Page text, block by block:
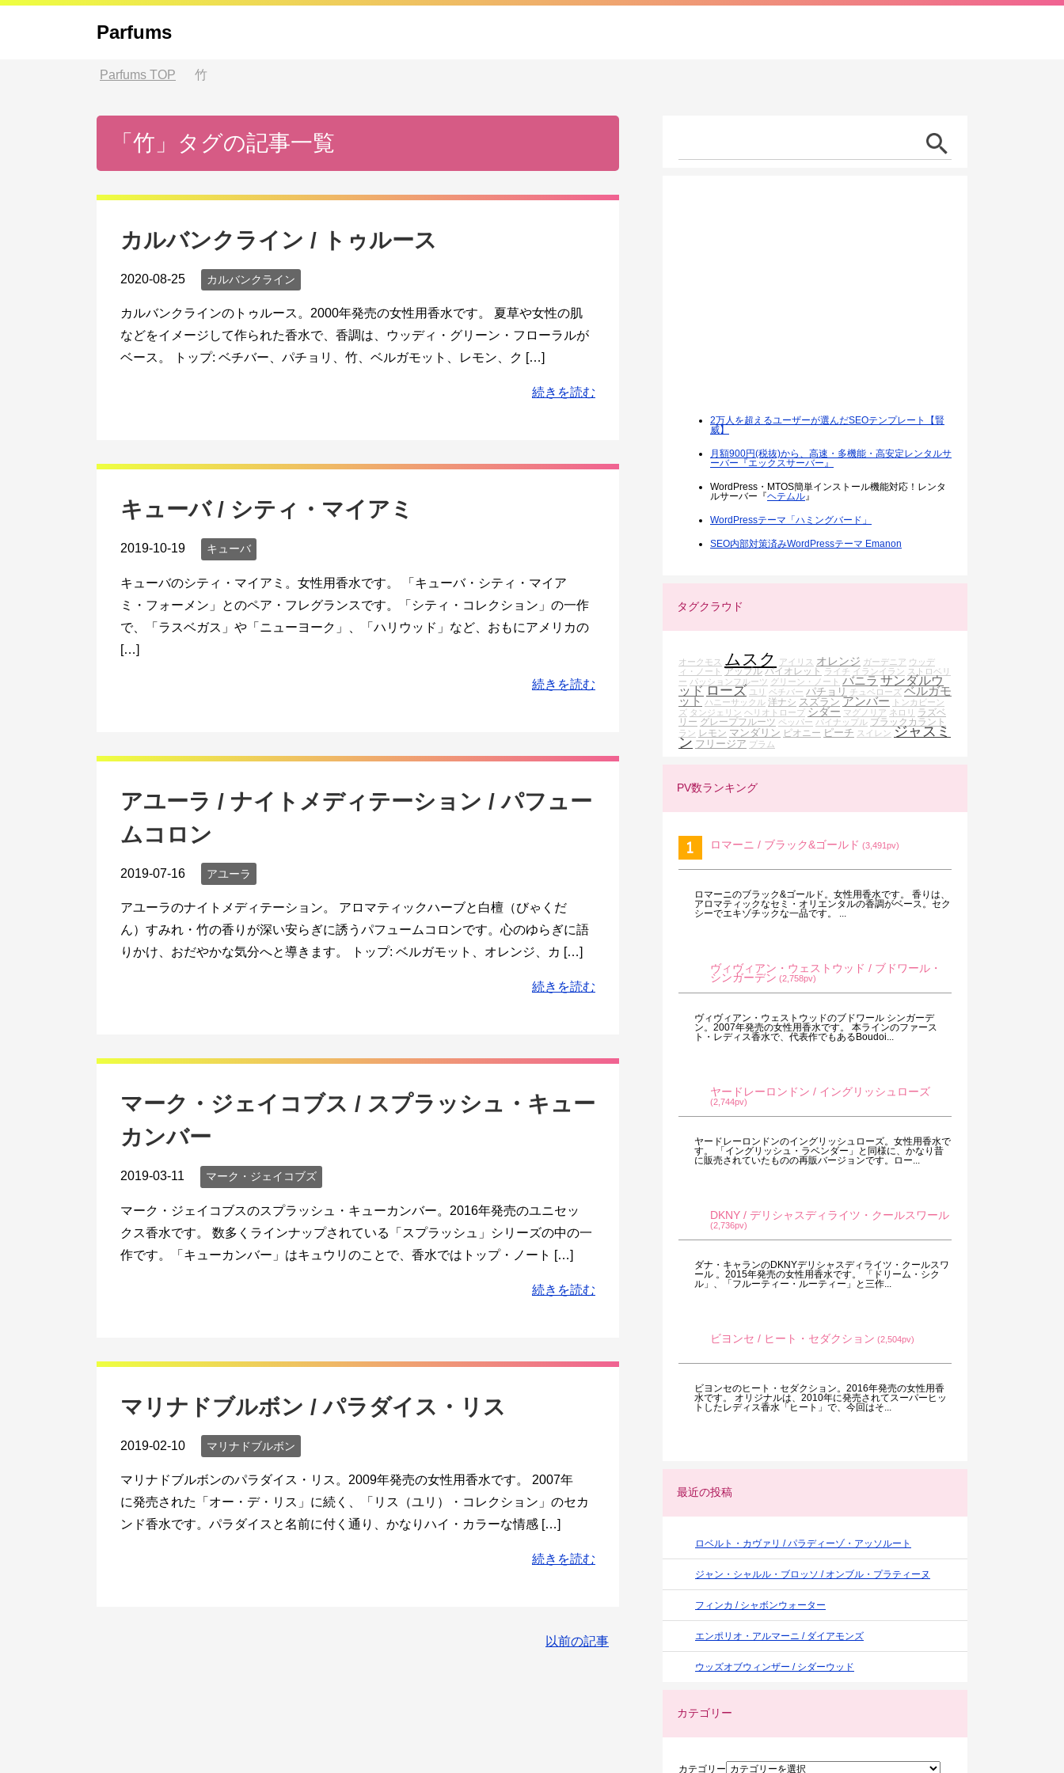
Parfums
Parfums TOP 竹
「竹」タグの記事一覧
カルバンクライン / トゥルース
2020-08-25 カルバンクライン
カルバンクラインのトゥルース。2000年発売の女性用香水です。 夏草や女性の肌
などをイメージして作られた香水で、香調は、ウッディ・グリーン・フローラルが
ベース。 トップ: ベチバー、パチョリ、竹、ベルガモット、レモン、ク […]
続きを読む
キューバ / シティ・マイアミ
2019-10-19 キューバ
キューバのシティ・マイアミ。女性用香水です。 「キューバ・シティ・マイア
ミ・フォーメン」とのペア・フレグランスです。「シティ・コレクション」の一作
で、「ラスベガス」や「ニューヨーク」、「ハリウッド」など、おもにアメリカの
[…]
続きを読む
アユーラ / ナイトメディテーション / パフュー
ムコロン
2019-07-16 アユーラ
アユーラのナイトメディテーション。 アロマティックハーブと白檀（びゃくだ
ん）すみれ・竹の香りが深い安らぎに誘うパフュームコロンです。心のゆらぎに語
りかけ、おだやかな気分へと導きます。 トップ: ベルガモット、オレンジ、カ […]
続きを読む
マーク・ジェイコブス / スプラッシュ・キュー
カンバー
2019-03-11 マーク・ジェイコブズ
マーク・ジェイコブスのスプラッシュ・キューカンバー。2016年発売のユニセッ
クス香水です。 数多くラインナップされている「スプラッシュ」シリーズの中の一
作です。「キューカンバー」はキュウリのことで、香水ではトップ・ノート […]
続きを読む
マリナドブルボン / パラダイス・リス
2019-02-10 マリナドブルボン
マリナドブルボンのパラダイス・リス。2009年発売の女性用香水です。 2007年
に発売された「オー・デ・リス」に続く、「リス（ユリ）・コレクション」のセカ
ンド香水です。パラダイスと名前に付く通り、かなりハイ・カラーな情感 […]
続きを読む
以前の記事
2万人を超えるユーザーが選んだSEOテンプレート【賢
威】
月額900円(税抜)から、高速・多機能・高安定レンタルサ
ーバー『エックスサーバー』
WordPress・MTOS簡単インストール機能対応！レンタ
ルサーバー『ヘテムル』
WordPressテーマ「ハミングバード」
SEO内部対策済みWordPressテーマ Emanon
タグクラウド
オークモス ムスク アイリス オレンジ ガーデニア ウッデ
ィ・ノート アップル バイオレット ライチ イランイラン ストロベリ
ー パッションフルーツ グリーン・ノート バニラサンダルウ
ッドローズ ユリ ベチバー パチョリ チュベローズ ベルガモ
ット ハニーサックル 洋ナシ スズラン アンバー トンカビーン
ズ タンジェリン ヘリオトロープ シダー マグノリア ネロリ ラズベ
リー グレープフルーツ ペッパー パイナップル ブラックカラント
ラン レモン マンダリン ピオニー ピーチ スイレン ジャスミ
ン フリージア プラム
PV数ランキング
ロマーニ / ブラック&ゴールド (3,491pv)
ロマーニのブラック&ゴールド。女性用香水です。 香りは、
アロマティックなセミ・オリエンタルの香調がベース。セク
シーでエキゾチックな一品です。 ...
ヴィヴィアン・ウェストウッド / ブドワール・
シンガーデン (2,758pv)
ヴィヴィアン・ウェストウッドのブドワール シンガーデ
ン。2007年発売の女性用香水です。 本ラインのファース
ト・レディス香水で、代表作でもあるBoudoi...
ヤードレーロンドン / イングリッシュローズ
(2,744pv)
ヤードレーロンドンのイングリッシュローズ。女性用香水で
す。 「イングリッシュ・ラベンダー」と同様に、かなり昔
に販売されていたものの再販バージョンです。ロー...
DKNY / デリシャスディライツ・クールスワール
(2,736pv)
ダナ・キャランのDKNYデリシャスディライツ・クールスワ
ール 。2015年発売の女性用香水です。 「ドリーム・シク
ル」、「フルーティー・ルーティー」と三作...
ビヨンセ / ヒート・セダクション (2,504pv)
ビヨンセのヒート・セダクション。2016年発売の女性用香
水です。 オリジナルは、2010年に発売されてスーパーヒッ
トしたレディス香水「ヒート」で、今回はそ...
最近の投稿
ロベルト・カヴァリ / パラディーゾ・アッソルート
ジャン・シャルル・ブロッソ / オンブル・プラティーヌ
フィンカ / シャボンウォーター
エンポリオ・アルマーニ / ダイアモンズ
ウッズオブウィンザー / シダーウッド
カテゴリー
カテゴリー